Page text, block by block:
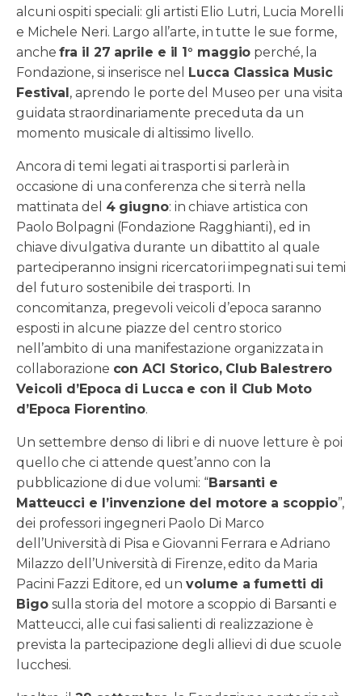
alcuni ospiti speciali: gli artisti Elio Lutri, Lucia Morelli
e Michele Neri. Largo all’arte, in tutte le sue forme,
anchefra il 27 aprile e il 1° maggio perché, la
Fondazione, si inserisce nel Lucca Classica Music
Festival, aprendo le porte del Museo per una visita
guidata straordinariamente preceduta da un
momento musicale di altissimo livello.
Ancora di temi legati ai trasporti si parlerà in
occasione di una conferenza che si terrà nella
mattinata del 4 giugno: in chiave artistica con
Paolo Bolpagni (Fondazione Ragghianti), ed in
chiave divulgativa durante un dibattito al quale
parteciperanno insigni ricercatori impegnati sui temi
del futuro sostenibile dei trasporti. In
concomitanza, pregevoli veicoli d’epoca saranno
esposti in alcune piazze del centro storico
nell’ambito di una manifestazione organizzata in
collaborazione con ACI Storico, Club Balestrero
Veicoli d’Epoca di Lucca e con il Club Moto
d’Epoca Fiorentino.
Un settembre denso di libri e di nuove letture è poi
quello che ci attende quest’anno con la
pubblicazione di due volumi: “Barsanti e
Matteucci e l’invenzione del motore a scoppio”,
dei professori ingegneri Paolo Di Marco
dell’Università di Pisa e Giovanni Ferrara e Adriano
Milazzo dell’Università di Firenze, edito da Maria
Pacini Fazzi Editore, ed unvolume a fumetti di
Bigosulla storia del motore a scoppio di Barsanti e
Matteucci, alle cui fasi salienti di realizzazione è
prevista la partecipazione degli allievi di due scuole
lucchesi.